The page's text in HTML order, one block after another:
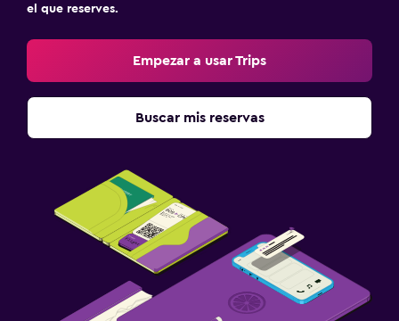
el que reserves.
Empezar a usar Trips
Buscar mis reservas